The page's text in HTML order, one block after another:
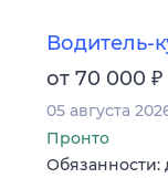
Водитель-
от 70 000 ₽
05 августа
Пронто
Обязанности: